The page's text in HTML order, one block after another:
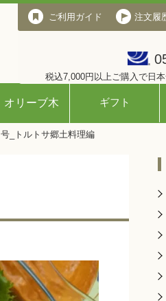
ご利用ガイド 注文履
税込7,000円以上ご購入で日
オリーブ木 ギフト
ご利用ガイド
_トルトサ郷土料理編